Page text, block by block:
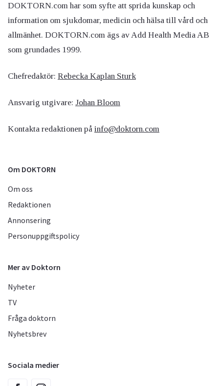
DOKTORN.com har som syfte att sprida kunskap och
information om sjukdomar, medicin och hälsa till vård och
allmänhet. DOKTORN.com ägs av Add Health Media AB
som grundades 1999.
Chefredaktör: Rebecka Kaplan Sturk
Ansvarig utgivare: Johan Bloom
Kontakta redaktionen på info@doktorn.com
Om DOKTORN
Om oss
Redaktionen
Annonsering
Personuppgiftspolicy
Mer av Doktorn
Nyheter
TV
Fråga doktorn
Nyhetsbrev
Sociala medier